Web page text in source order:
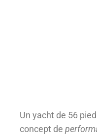
Un yacht de 56
concept de